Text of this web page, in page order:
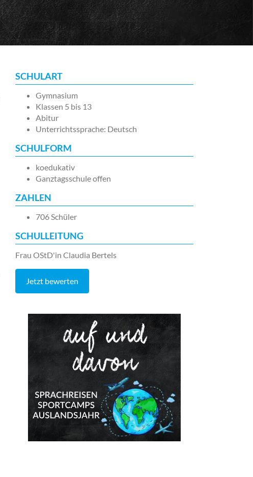
SCHULART
Gymnasium
Klassen 5 bis 13
Abitur
Unterrichtssprache: Deutsch
SCHULFORM
koedukativ
Ganztagsschule offen
ZAHLEN
706 Schüler
SCHULLEITUNG
Frau OStD'in Claudia Bertels
Jetzt bewerten